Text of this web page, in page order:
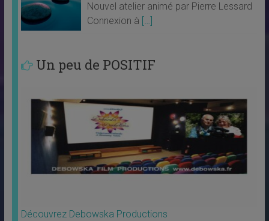
Nouvel atelier animé par Pierre Lessard
Connexion à […]
Un peu de POSITIF
Découvrez Debowska Productions